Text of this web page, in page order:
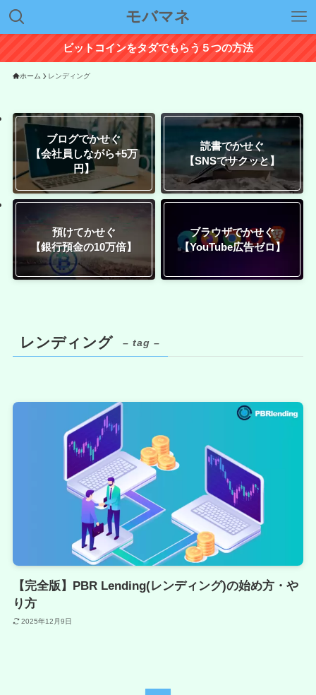
モバマネ
ビットコインをタダでもらう５つの方法
ホーム レンディング
ブログでかせぐ
【会社員しながら+5万
円】
読書でかせぐ
【SNSでサクッと】
預けてかせぐ
【銀行預金の10万倍】
ブラウザでかせぐ
【YouTube広告ゼロ】
レンディング – tag –
【完全版】PBR Lending(レンディング)の始め方・や
り方
2025年12月9日